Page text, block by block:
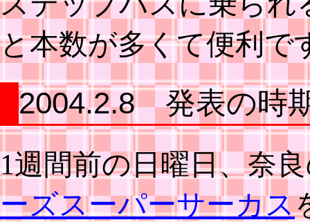
と本数が多くて便利で
2004.2.8 発表の時
1週間前の日曜日、奈
ーズスーパーサーカス